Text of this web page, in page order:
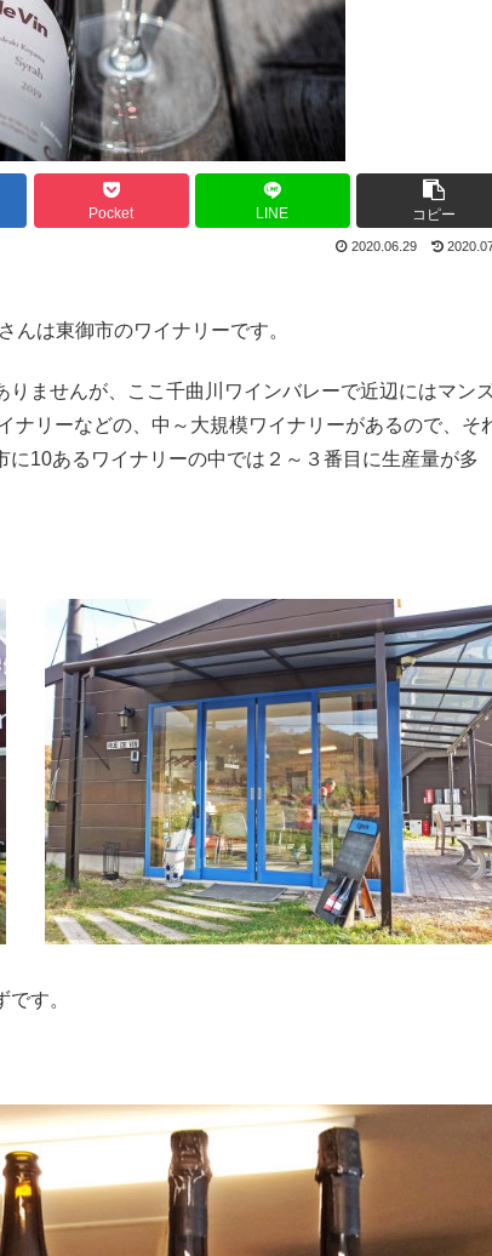
Pocket LINE コピー
2020.06.29
は東御市のワイナリーです。
りませんが、ここ千曲川ワインバレーで近辺にはマン
ナリーなどの、中～大規模ワイナリーがあるので、そ
10あるワイナリーの中では２～３番目に生産量が多
す。